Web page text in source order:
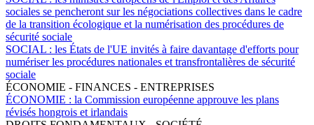
sociales se pencheront sur les négociations collectives dans le cadre
de la transition écologique et la numérisation des procédures de
sécurité sociale
SOCIAL : les États de l'UE invités à faire davantage d'efforts pour
numériser les procédures nationales et transfrontalières de sécurité
sociale
ÉCONOMIE - FINANCES - ENTREPRISES
ÉCONOMIE : la Commission européenne approuve les plans
révisés hongrois et irlandais